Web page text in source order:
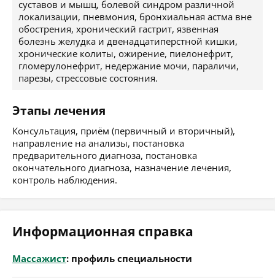
суставов и мышц, болевой синдром различной
локализации, пневмония, бронхиальная астма вне
обострения, хронический гастрит, язвенная
болезнь желудка и двенадцатиперстной кишки,
хронические колиты, ожирение, пиелонефрит,
гломерулонефрит, недержание мочи, параличи,
парезы, стрессовые состояния.
Этапы лечения
Консультация, приём (первичный и вторичный),
направление на анализы, постановка
предварительного диагноза, постановка
окончательного диагноза, назначение лечения,
контроль наблюдения.
Информационная справка
Массажист: профиль специальности